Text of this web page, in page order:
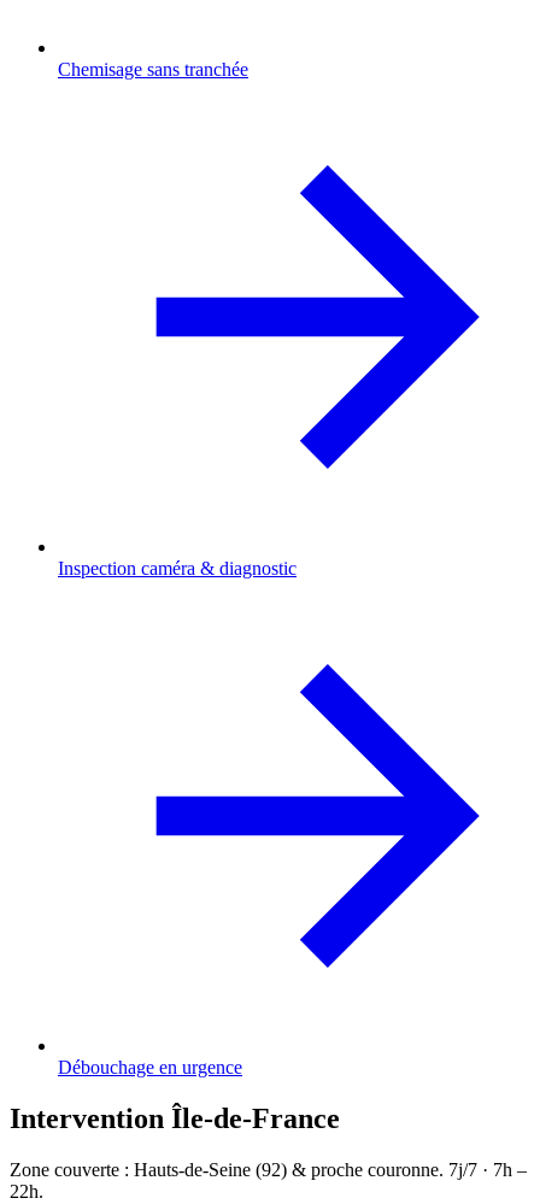
Chemisage sans tranchée
Inspection caméra & diagnostic
Débouchage en urgence
Intervention Île-de-France
Zone couverte : Hauts-de-Seine (92) & proche couronne. 7j/7 · 7h –
22h.